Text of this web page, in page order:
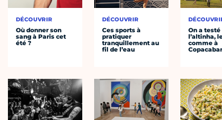
DÉCOUVRIR
Où donner son
sang à Paris cet
été ?
DÉCOUVRIR
Ces sports à
pratiquer
tranquillement au
fil de l’eau
On a testé
l’altinha,
comme à